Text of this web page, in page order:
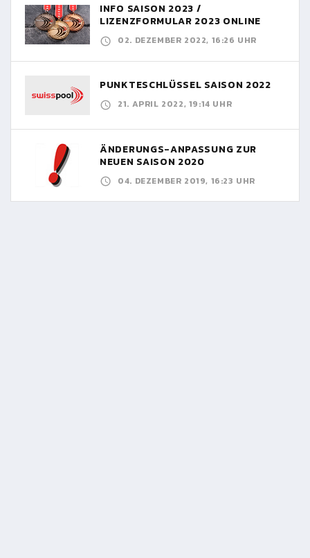
INFO SAISON 2023 /
LIZENZFORMULAR 2023 ONLINE
02. DEZEMBER 2022, 16:26 UHR
PUNKTESCHLÜSSEL SAISON 2022
21. APRIL 2022, 19:14 UHR
ÄNDERUNGS-ANPASSUNG ZUR
NEUEN SAISON 2020
04. DEZEMBER 2019, 16:23 UHR